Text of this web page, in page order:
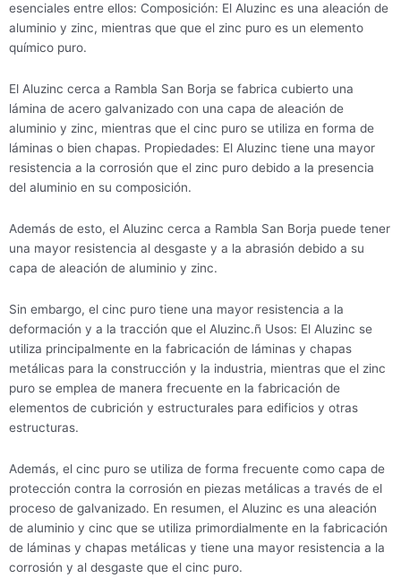
esenciales entre ellos: Composición: El Aluzinc es una aleación de
aluminio y zinc, mientras que que el zinc puro es un elemento
químico puro.
El Aluzinc cerca a Rambla San Borja se fabrica cubierto una
lámina de acero galvanizado con una capa de aleación de
aluminio y zinc, mientras que el cinc puro se utiliza en forma de
láminas o bien chapas. Propiedades: El Aluzinc tiene una mayor
resistencia a la corrosión que el zinc puro debido a la presencia
del aluminio en su composición.
Además de esto, el Aluzinc cerca a Rambla San Borja puede tener
una mayor resistencia al desgaste y a la abrasión debido a su
capa de aleación de aluminio y zinc.
Sin embargo, el cinc puro tiene una mayor resistencia a la
deformación y a la tracción que el Aluzinc.ñ Usos: El Aluzinc se
utiliza principalmente en la fabricación de láminas y chapas
metálicas para la construcción y la industria, mientras que el zinc
puro se emplea de manera frecuente en la fabricación de
elementos de cubrición y estructurales para edificios y otras
estructuras.
Además, el cinc puro se utiliza de forma frecuente como capa de
protección contra la corrosión en piezas metálicas a través de el
proceso de galvanizado. En resumen, el Aluzinc es una aleación
de aluminio y cinc que se utiliza primordialmente en la fabricación
de láminas y chapas metálicas y tiene una mayor resistencia a la
corrosión y al desgaste que el cinc puro.